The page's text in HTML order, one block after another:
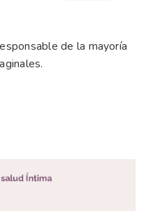
de la mayoría